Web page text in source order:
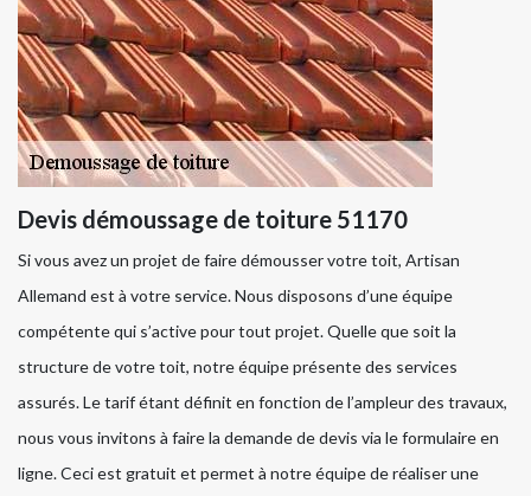
Devis démoussage de toiture 51170
Si vous avez un projet de faire démousser votre toit, Artisan
Allemand est à votre service. Nous disposons d’une équipe
compétente qui s’active pour tout projet. Quelle que soit la
structure de votre toit, notre équipe présente des services
assurés. Le tarif étant définit en fonction de l’ampleur des travaux,
nous vous invitons à faire la demande de devis via le formulaire en
ligne. Ceci est gratuit et permet à notre équipe de réaliser une